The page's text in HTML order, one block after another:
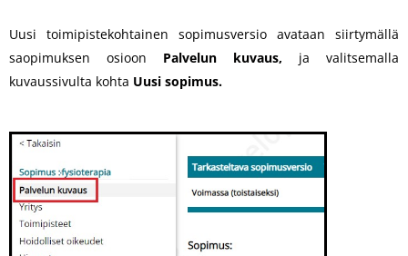
Uusi toimipistekohtainen sopimusversio avataan siirtymällä
saopimuksen osioon Palvelun kuvaus, ja valitsemalla
kuvaussivulta kohta Uusi sopimus.